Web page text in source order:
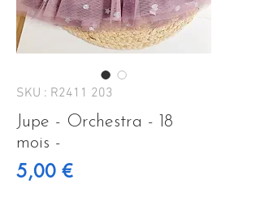
SKU : R2411 203
Jupe - Orchestra - 18
mois -
5,00 €Prix